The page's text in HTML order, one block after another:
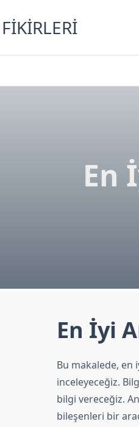
En
En İyi
Bu makalede, en
inceleyeceğiz.
bilgi vereceğiz.
bileşenleri bir